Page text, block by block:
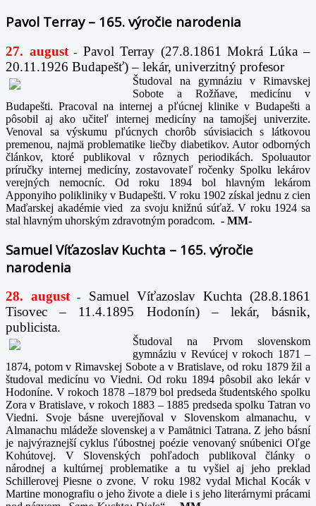
Pavol Terray – 165. výročie narodenia
27. august- Pavol Terray (27.8.1861 Mokrá Lúka –
20.11.1926 Budapešť) – lekár, univerzitný profesor
Študoval na gymnáziu v Rimavskej
Sobote a Rožňave, medicínu v
Budapešti. Pracoval na internej a pľúcnej klinike v Budapešti a
pôsobil aj ako učiteľ internej medicíny na tamojšej univerzite.
Venoval sa výskumu pľúcnych chorôb súvisiacich s látkovou
premenou, najmä problematike liečby diabetikov. Autor odborných
článkov, ktoré publikoval v rôznych periodikách. Spoluautor
príručky internej medicíny, zostavovateľ ročenky Spolku lekárov
verejných nemocníc. Od roku 1894 bol hlavným lekárom
Apponyiho polikliniky v Budapešti. V roku 1902 získal jednu z cien
Maďarskej akadémie vied za svoju knižnú súťaž. V roku 1924 sa
stal hlavným uhorským zdravotným poradcom. - MM-
Samuel Víťazoslav Kuchta – 165. výročie
narodenia
28. august -
Samuel Víťazoslav Kuchta (28.8.1861
Tisovec – 11.4.1895 Hodonín) – lekár, básnik,
publicista.
Študoval na Prvom slovenskom
gymnáziu v Revúcej v rokoch 1871 –
1874, potom v Rimavskej Sobote a v Bratislave, od roku 1879 žil a
študoval medicínu vo Viedni. Od roku 1894 pôsobil ako lekár v
Hodoníne. V rokoch 1878 –1879 bol predseda študentského spolku
Zora v Bratislave, v rokoch 1883 – 1885 predseda spolku Tatran vo
Viedni. Svoje básne uverejňoval v Slovenskom almanachu, v
Almanachu mládeže slovenskej a v Pamätnici Tatrana. Z jeho básní
je najvýraznejší cyklus ľúbostnej poézie venovaný snúbenici Oľge
Kohútovej. V Slovenských pohľadoch publikoval články o
národnej a kultúrnej problematike a tu vyšiel aj jeho preklad
Schillerovej Piesne o zvone. V roku 1982 vydal Michal Kocák v
Martine monografiu o jeho živote a diele i s jeho literárnymi prácami